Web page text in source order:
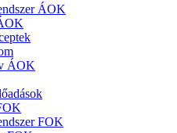
ÁOK
ÁOK
FOK